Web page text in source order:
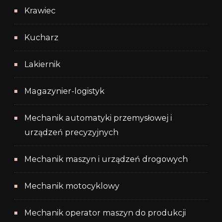
Krawiec
Kucharz
Lakiernik
Magazynier-logistyk
Mechanik automatyki przemysłowej i
urządzeń precyzyjnych
Mechanik maszyn i urządzeń drogowych
Mechanik motocyklowy
Mechanik operator maszyn do produkcji